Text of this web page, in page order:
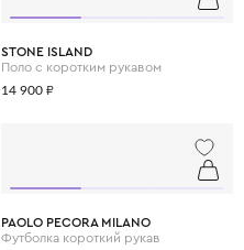
STONE ISLAND
Поло с коротким рукавом
14 900 ₽
PAOLO PECORA MILANO
Футболка короткий рукав